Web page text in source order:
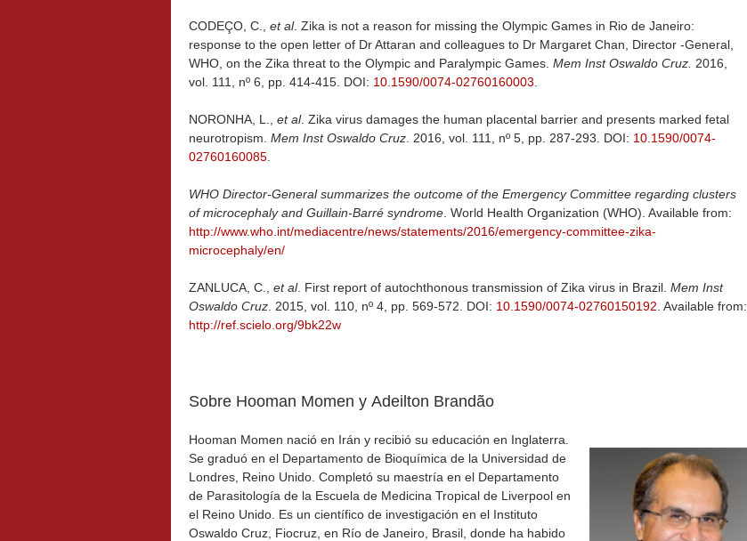
CODEÇO, C., et al. Zika is not a reason for missing the Olympic Games in Rio de Janeiro:
response to the open letter of Dr Attaran and colleagues to Dr Margaret Chan, Director -General,
WHO, on the Zika threat to the Olympic and Paralympic Games. Mem Inst Oswaldo Cruz. 2016,
vol. 111, nº 6, pp. 414-415. DOI: 10.1590/0074-02760160003
NORONHA, L., et al. Zika virus damages the human placental barrier and presents marked fetal
neurotropism. Mem Inst Oswaldo Cruz . 2016, vol. 111, nº 5, pp. 287-293. DOI: 10.1590/0074-
02760160085
WHO Director-General summarizes the outcome of the Emergency Committee regarding clusters
of microcephaly and Guillain-Barré syndrome . World Health Organization (WHO). Available from:
http://www.who.int/mediacentre/news/statements/2016/emergency-committee-zika-
microcephaly/en/
ZANLUCA, C., et al. First report of autochthonous transmission of Zika virus in Brazil. Mem Inst
Oswaldo Cruz . 2015, vol. 110, nº 4, pp. 569-572. DOI: 10.1590/0074-02760150192 . Available from:
http://ref.scielo.org/9bk22w
Sobre Hooman Momen y Adeilton Brandão
Hooman Momen nació en Irán y recibió su educación en Inglaterra.
Se graduó en el Departamento de Bioquímica de la Universidad de
Londres, Reino Unido. Completó su maestría en el Departamento
de Parasitología de la Escuela de Medicina Tropical de Liverpool en
el Reino Unido. Es un científico de investigación en el Instituto
Oswaldo Cruz, Fiocruz, en Río de Janeiro, Brasil, donde ha habido